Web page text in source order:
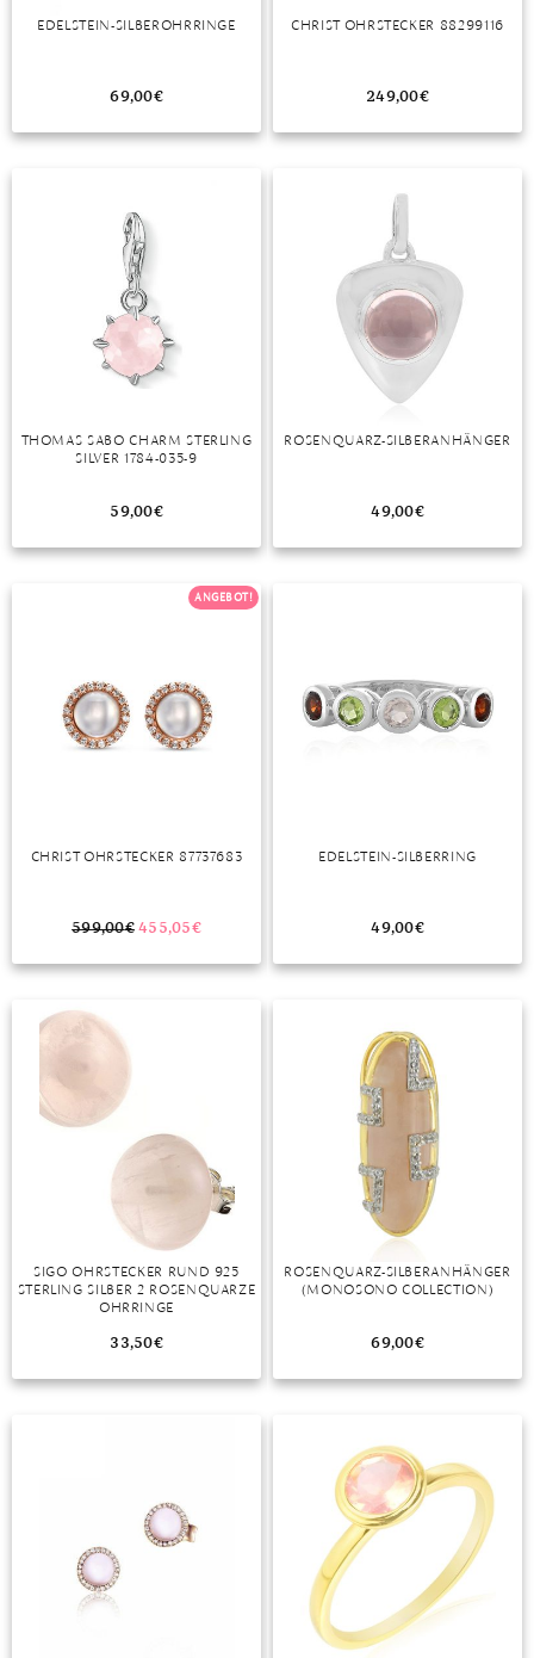
MORGANIT
OPAL
ROSENQUARZ
EDELSTEIN-SILBEROHRRINGE
69,00€
CHRIST OHRSTECKER 88299116
249,00€
THOMAS SABO CHARM STERLING
SILVER 1784-035-9
59,00€
ROSENQUARZ-SILBERANHÄNGER
49,00€
ANGEBOT!
CHRIST OHRSTECKER 87737683
599,00€ 455,05€
EDELSTEIN-SILBERRING
49,00€
SIGO OHRSTECKER RUND 925
STERLING SILBER 2 ROSENQUARZE
OHRRINGE
33,50€
ROSENQUARZ-SILBERANHÄNGER
(MONOSONO COLLECTION)
69,00€